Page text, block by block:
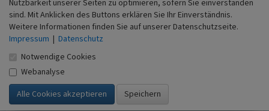
Kulturlandschaftlicher Fachbeitrag zur Landesplanung in
Nordrhein-Westfalen. Münster, Köln. 2007
Kulturlandschaften in NRW
Literatur
Nutzbarkeit unserer Seiten zu optimieren, sofern Sie einverstanden
sind. Mit Anklicken des Buttons erklären Sie Ihr Einverständnis.
Weitere Informationen finden Sie auf unserer Datenschutzseite.
Impressum | Datenschutz
Notwendige Cookies
Webanalyse